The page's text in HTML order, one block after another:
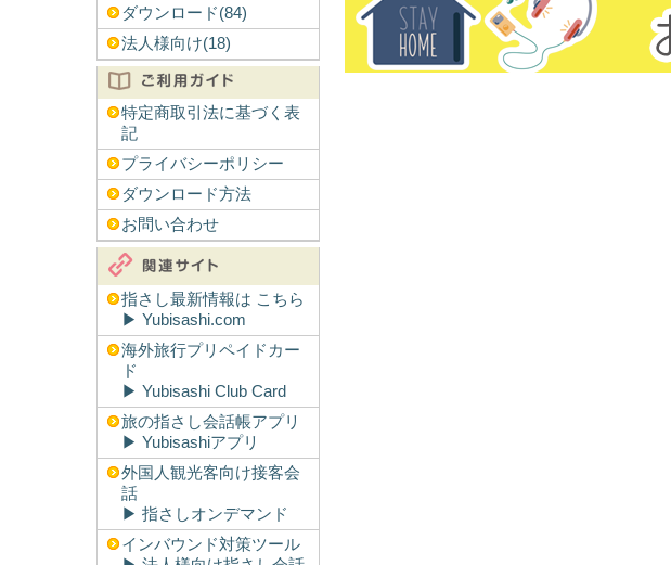
ダウンロード(84)
法人様向け(18)
特定商取引法に基づく表
記
プライバシーポリシー
ダウンロード方法
お問い合わせ
指さし最新情報は こちら
▶︎ Yubisashi.com
海外旅行プリペイドカー
ド
▶︎ Yubisashi Club Card
旅の指さし会話帳アプリ
▶︎ Yubisashiアプリ
外国人観光客向け接客会
話
▶︎ 指さしオンデマンド
インバウンド対策ツール